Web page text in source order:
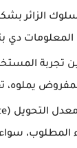
الزائر
المعلومات دي
المطلوب،